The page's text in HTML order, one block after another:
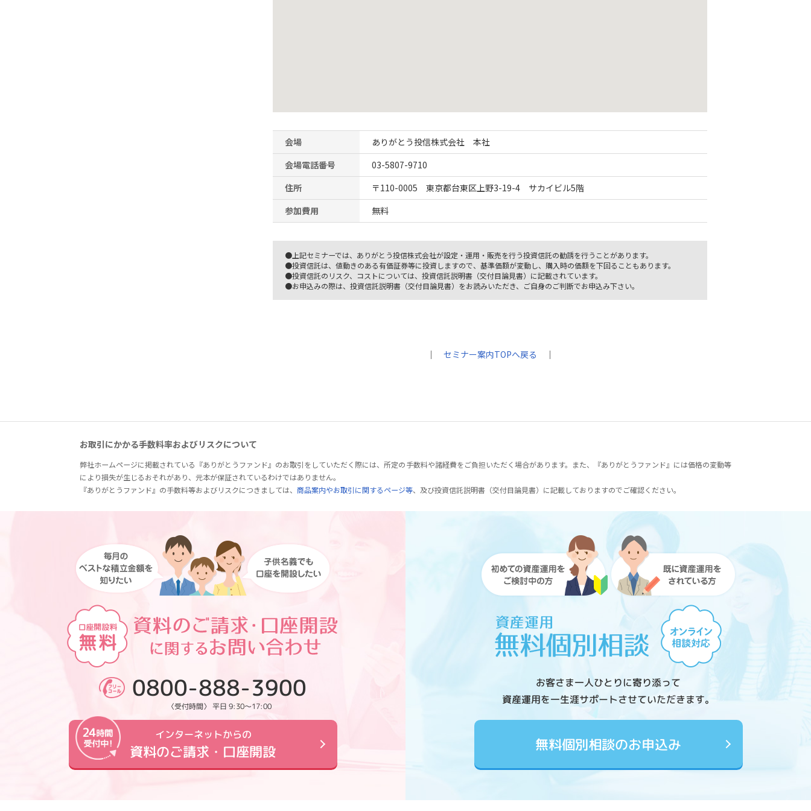
会場
ありがとう投信株式会社 本社
会場電話番号
03-5807-9710
住所
〒110-0005 東京都台東区上野3-19-4 サカイビル5階
参加費用
無料
●上記セミナーでは、ありがとう投信株式会社が設定・運用・販売を行う投資信託の勧誘を行うことがあります。
●投資信託は、値動きのある有価証券等に投資しますので、基準価額が変動し、購入時の価額を下回ることもあります。
●投資信託のリスク、コストについては、投資信託説明書（交付目論見書）に記載されています。
●お申込みの際は、投資信託説明書（交付目論見書）をお読みいただき、ご自身のご判断でお申込み下さい。
｜ セミナー案内TOPへ戻る ｜
お取引にかかる手数料率およびリスクについて
弊社ホームページに掲載されている『ありがとうファンド』のお取引をしていただく際には、所定の手数料や諸経費をご負担いただく場合があります。また、『ありがとうファンド』には価格の変動等
により損失が生じるおそれがあり、元本が保証されているわけではありません。
『ありがとうファンド』の手数料等およびリスクにつきましては、 商品案内やお取引に関するページ等、及び投資信託説明書（交付目論見書）に記載しておりますのでご確認ください。
0800-888-3900
〈受付時間〉 平日 9:30～17:00
インターネットからの
資料のご請求・口座開設
お客さま一人ひとりに寄り添って
資産運用を一生涯サポートさせていただきます。
無料個別相談のお申込み